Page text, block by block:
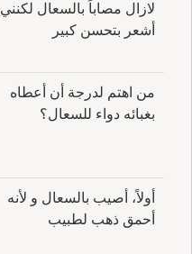
لازال مصاباً بالسعال لكنني
أشعر بتحسن كبير
من اهتم لدرجة أن أعطاه
بغبائه دواء للسعال؟
أولاً، أصيب بالسعال و لأنه
أحمق ذهب لطبيب